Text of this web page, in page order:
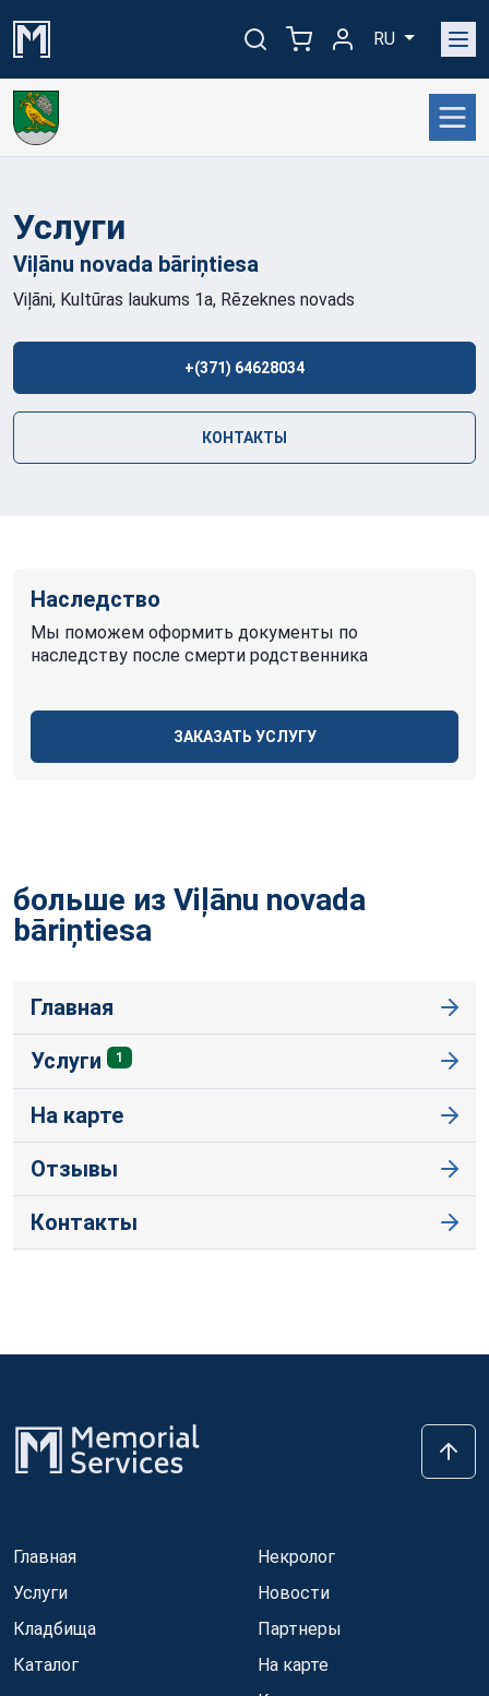
RU
Услуги
Viļānu novada bāriņtiesa
Viļāni, Kultūras laukums 1a, Rēzeknes novads
+(371) 64628034
КОНТАКТЫ
Наследство
Мы поможем оформить документы по
наследству после смерти родственника
ЗАКАЗАТЬ УСЛУГУ
больше из Viļānu novada
bāriņtiesa
Главная
Услуги 1
На карте
Отзывы
Контакты
Главная
Услуги
Кладбища
Каталог
Некролог
Новости
Партнеры
На карте